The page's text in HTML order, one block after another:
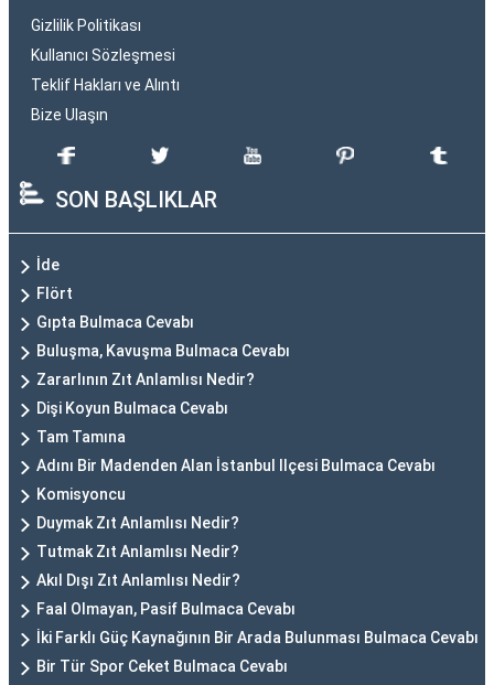
Gizlilik Politikası
Kullanıcı Sözleşmesi
Teklif Hakları ve Alıntı
Bize Ulaşın
SON BAŞLIKLAR
İde
Flört
Gıpta Bulmaca Cevabı
Buluşma, Kavuşma Bulmaca Cevabı
Zararlının Zıt Anlamlısı Nedir?
Dişi Koyun Bulmaca Cevabı
Tam Tamına
Adını Bir Madenden Alan İstanbul Ilçesi Bulmaca Cevabı
Komisyoncu
Duymak Zıt Anlamlısı Nedir?
Tutmak Zıt Anlamlısı Nedir?
Akıl Dışı Zıt Anlamlısı Nedir?
Faal Olmayan, Pasif Bulmaca Cevabı
İki Farklı Güç Kaynağının Bir Arada Bulunması Bulmaca Cevabı
Bir Tür Spor Ceket Bulmaca Cevabı